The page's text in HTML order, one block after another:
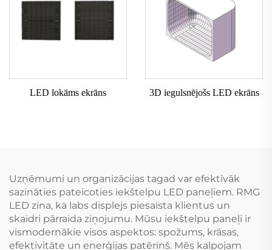
LED lokāms ekrāns 3D iegulsnējošs LED ekrāns
Uzņēmumi un organizācijas tagad var efektīvāk
sazināties pateicoties iekštelpu LED paneļiem. RMG
LED zina, ka labs displejs piesaista klientus un
skaidri pārraida ziņojumu. Mūsu iekštelpu paneļi ir
vismodernākie visos aspektos: spožums, krāsas,
efektivitāte un enerģijas patēriņš. Mēs kalpojam